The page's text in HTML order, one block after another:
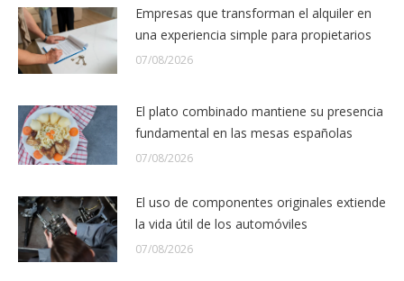
Empresas que transforman el alquiler en
una experiencia simple para propietarios
07/08/2026
El plato combinado mantiene su presencia
fundamental en las mesas españolas
07/08/2026
El uso de componentes originales extiende
la vida útil de los automóviles
07/08/2026